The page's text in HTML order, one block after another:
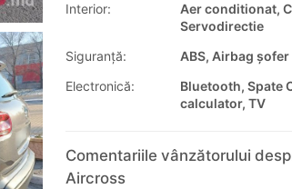
Interior:
Aer conditionat,
Servodirectie
Siguranţă:
ABS, Airbag șofer
Electronică:
Bluetooth, Spate
calculator, TV
Comentariile vânzătorului
Aircross